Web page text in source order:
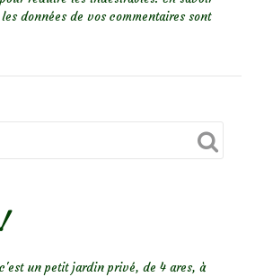
données de vos commentaires sont
un petit jardin privé, de 4 ares, à